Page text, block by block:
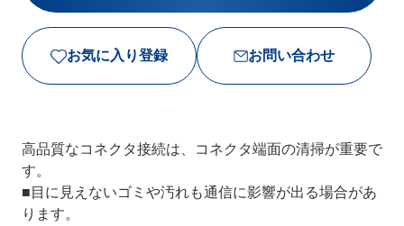
お気に入り登録 お問い合わせ
高品質なコネクタ接続は、コネクタ端面の清掃が重要で
す。
■目に見えないゴミや汚れも通信に影響が出る場合があ
ります。